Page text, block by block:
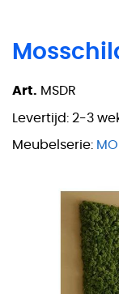
Art. MSDR
Levertijd: 2-3
Meubelserie: